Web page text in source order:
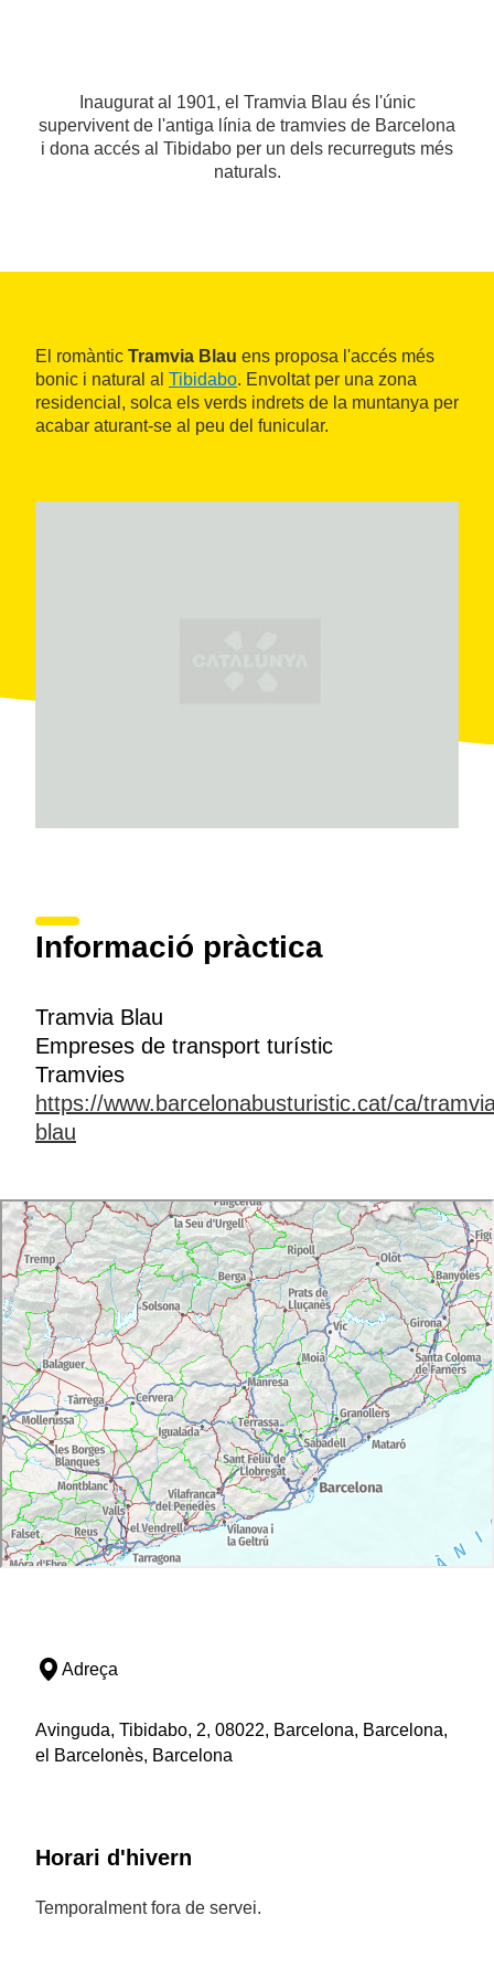
Inaugurat al 1901, el Tramvia Blau és l'únic
supervivent de l'antiga línia de tramvies de Barcelona
i dona accés al Tibidabo per un dels recurreguts més
naturals.
El romàntic Tramvia Blau ens proposa l'accés més
bonic i natural al Tibidabo. Envoltat per una zona
residencial, solca els verds indrets de la muntanya per
acabar aturant-se al peu del funicular.
Informació pràctica
Tramvia Blau
Empreses de transport turístic
Tramvies
https://www.barcelonabusturistic.cat/ca/
blau
Adreça
Avinguda, Tibidabo, 2, 08022, Barcelona, Barcelona,
el Barcelonès, Barcelona
Horari d'hivern
Temporalment fora de servei.